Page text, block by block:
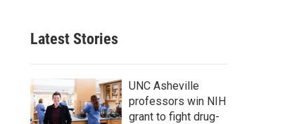
c
h
Latest Stories
UNC Asheville
professors win NIH
grant to fight drug-